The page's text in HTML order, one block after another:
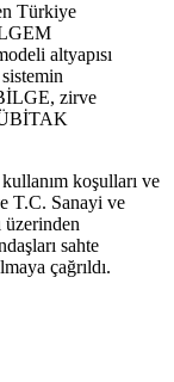
Türkiye
altyapısı
BİLGE, zirve
koşulları ve
T.C. Sanayi ve
üzerinden
sahte
çağrıldı.